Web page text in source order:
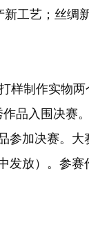
工艺；丝绸
制作实物
品入围决赛
参加决赛。
发放）。参